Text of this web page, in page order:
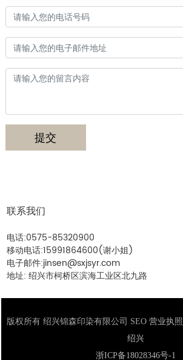
提交
联系我们
电话:0575-85320900
移动电话:15991864600(谢小姐)
电子邮件:jinsen@sxjsyr.com
地址: 绍兴市柯桥区滨海工业区北九路
版权所有 绍兴锦森印染有限公司 SEO 营业执照
绍兴
浙ICP备18028346号-1